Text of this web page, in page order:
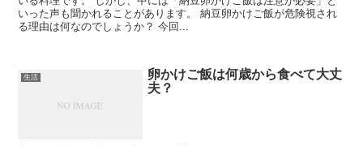
いった声も聞かれることがあります。 納豆卵かけご飯が危険視され
る理由は何なのでしょうか？ 今回...
生活
卵かけご飯は何歳から食べて大丈
夫？